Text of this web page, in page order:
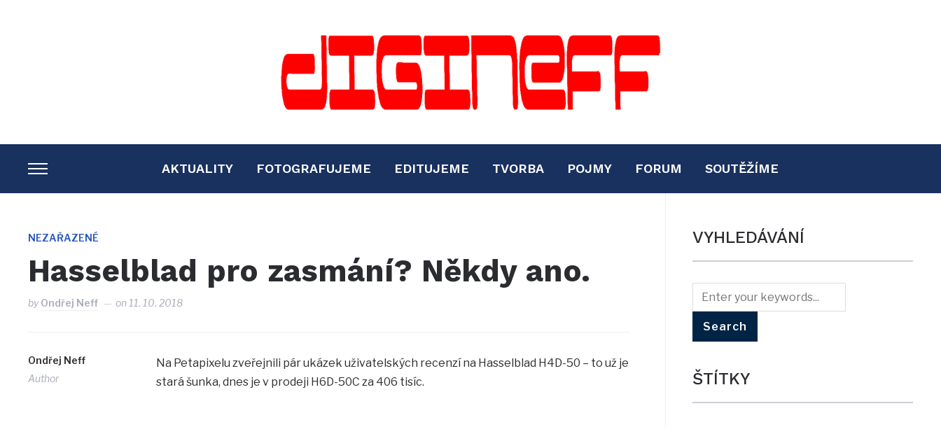
TOGGLE
SIDEBAR
NAVIGATION
AKTUALITY FOTOGRAFUJEME EDITUJEME TVORBA POJMY FORUM SOUTĚŽÍME
NEZAŘAZENÉ
Hasselblad pro zasmání? Někdy ano.
byOndřej Neff on 11. 10. 2018
Ondřej Neff
Author
Na Petapixelu zveřejnili pár ukázek uživatelských recenzí na Hasselblad H4D-50 – to už je
stará šunka, dnes je v prodeji H6D-50C za 406 tisíc.
VYHLEDÁVÁNÍ
ŠTÍTKY